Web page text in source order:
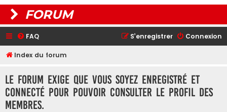
FORUM
FAQ Connexion
S’enregistrer
Index du forum
Le forum exige que vous soyez enregistré et
connecté pour pouvoir consulter le profil des
membres.